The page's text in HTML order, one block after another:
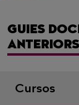
GUIES
ANTERIORS
Cursos